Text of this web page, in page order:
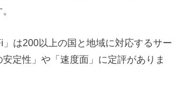
」は200以上の国と地域に対応するサー
安定性」や「速度面」に定評がありま